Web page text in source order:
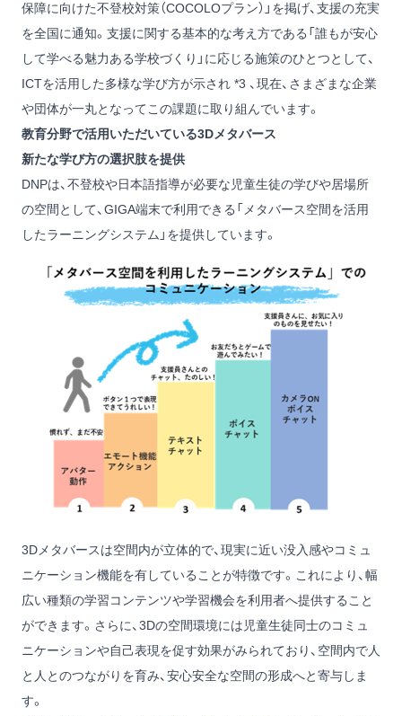
保障に向けた不登校対策（COCOLOプラン）」を掲げ、支援の充実
を全国に通知。支援に関する基本的な考え方である「誰もが安心
して学べる魅力ある学校づくり」に応じる施策のひとつとして、
ICTを活用した多様な学び方が示され *3 、現在、さまざまな企業
や団体が一丸となってこの課題に取り組んでいます。
教育分野で活用いただいている3Dメタバース
新たな学び方の選択肢を提供
DNPは、不登校や日本語指導が必要な児童生徒の学びや居場所
の空間として、GIGA端末で利用できる「メタバース空間を活用
したラーニングシステム」を提供しています。
3Dメタバースは空間内が立体的で、現実に近い没入感やコミュ
ニケーション機能を有していることが特徴です。これにより、幅
広い種類の学習コンテンツや学習機会を利用者へ提供すること
ができます。さらに、3Dの空間環境には児童生徒同士のコミュ
ニケーションや自己表現を促す効果がみられており、空間内で人
と人とのつながりを育み、安心安全な空間の形成へと寄与しま
す。